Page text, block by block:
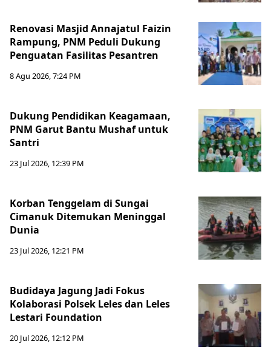
Renovasi Masjid Annajatul Faizin
Rampung, PNM Peduli Dukung
Penguatan Fasilitas Pesantren
8 Agu 2026, 7:24 PM
Dukung Pendidikan Keagamaan,
PNM Garut Bantu Mushaf untuk
Santri
23 Jul 2026, 12:39 PM
Korban Tenggelam di Sungai
Cimanuk Ditemukan Meninggal
Dunia
23 Jul 2026, 12:21 PM
Budidaya Jagung Jadi Fokus
Kolaborasi Polsek Leles dan Leles
Lestari Foundation
20 Jul 2026, 12:12 PM